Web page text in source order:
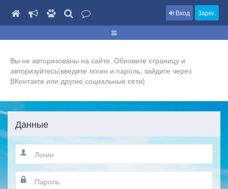
Вход Зарег.
Вы не авторизованы на сайте. Обновите страницу и
авторизуйтесь(введите логин и пароль, зайдите через
ВКонтакте или другие социальные сети)
Данные